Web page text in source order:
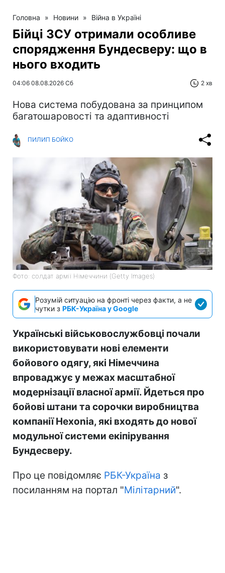
Головна » Новини » Війна в Україні
Бійці ЗСУ отримали особливе
спорядження Бундесверу: що в
нього входить
04:06 08.08.2026 Сб 2 хв
Нова система побудована за принципом
багатошаровості та адаптивності
ПИЛИП БОЙКО
Фото: солдат армії Німеччини (Getty Images)
Розумій ситуацію на фронті через факти, а не
чутки з РБК-Україна у Google
Українські військовослужбовці почали
використовувати нові елементи
бойового одягу, які Німеччина
впроваджує у межах масштабної
модернізації власної армії. Йдеться про
бойові штани та сорочки виробництва
компанії Hexonia, які входять до нової
модульної системи екіпірування
Бундесверу.
Про це повідомляє РБК-Україна з
посиланням на портал "Мілітарний".